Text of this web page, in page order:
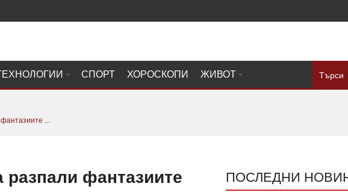
СПОРТ ХОРОСКОПИ ЖИВОТ
...
фантазиите
ПОСЛЕДНИ